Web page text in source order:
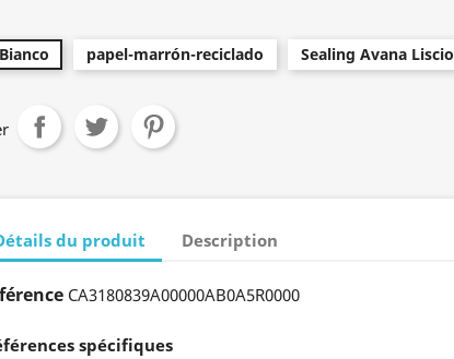
papel-marrón-reciclado Sealing Avana Liscio
du produit Description
CA3180839A00000AB0A5R0000
spécifiques